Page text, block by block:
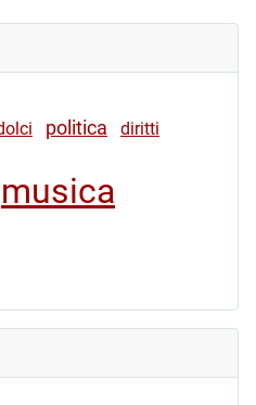
politica diritti
musica